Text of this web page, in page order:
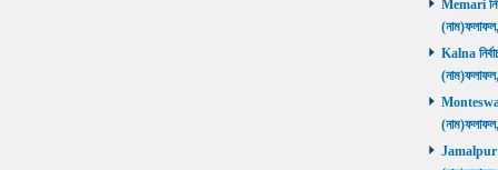
Memari
Kalna
Monteswar
Jamalpur